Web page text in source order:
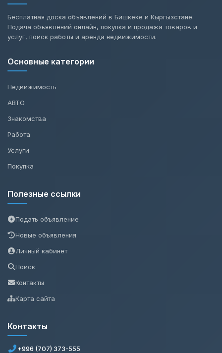
Бесплатная доска объявлений в Бишкеке и Кыргызстане.
Подача объявлений онлайн, покупка и продажа товаров и
услуг, поиск работы и аренда недвижимости.
Основные категории
Недвижимость
АВТО
Знакомства
Работа
Услуги
Покупка
Полезные ссылки
Подать объявление
Новые объявления
Личный кабинет
Поиск
Контакты
Карта сайта
Контакты
+996 (707) 373-555